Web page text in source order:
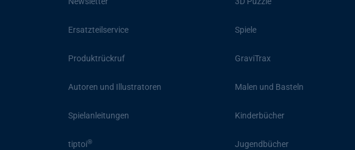
Ersatzteilservice
Produktrückruf
Autoren und Illustratoren
Spielanleitungen
tiptoi®
Spiele
GraviTrax
Malen und Basteln
Kinderbücher
Jugendbücher